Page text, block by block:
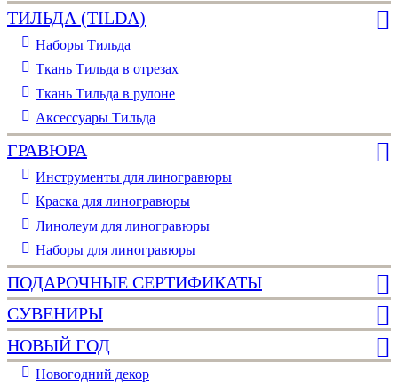
ТИЛЬДА (TILDA)
Наборы Тильда
Ткань Тильда в отрезах
Ткань Тильда в рулоне
Аксессуары Тильда
ГРАВЮРА
Инструменты для линогравюры
Краска для линогравюры
Линолеум для линогравюры
Наборы для линогравюры
ПОДАРОЧНЫЕ СЕРТИФИКАТЫ
СУВЕНИРЫ
НОВЫЙ ГОД
Новогодний декор